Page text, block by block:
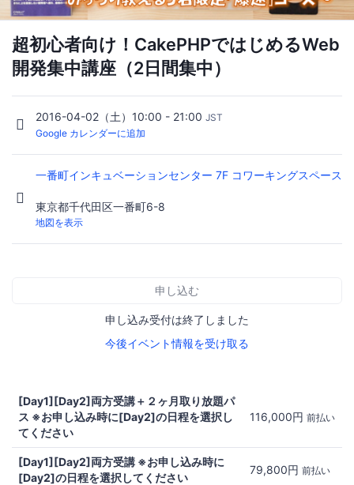
超初心者向け！CakePHPではじめるWeb
開発集中講座（2日間集中）
2016-04-02（土）10:00 - 21:00 JST
Google カレンダーに追加
一番町インキュベーションセンター 7F コワーキングスペース
東京都千代田区一番町6-8
地図を表示
申し込む
申し込み受付は終了しました
今後イベント情報を受け取る
[Day1][Day2]両方受講＋２ヶ月取り放題パ
ス ※お申し込み時に[Day2]の日程を選択し
てください
116,000円 前払い
[Day1][Day2]両方受講 ※お申し込み時に
[Day2]の日程を選択してください
79,800円 前払い